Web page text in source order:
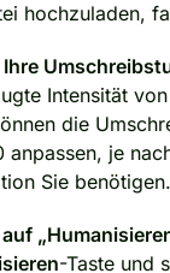
hochzuladen,
Ihre
Intensität von
die
anpassen, je
Sie benötigen.
-Taste und